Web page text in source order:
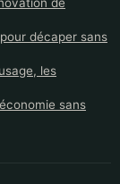
décaper sans
les
sans